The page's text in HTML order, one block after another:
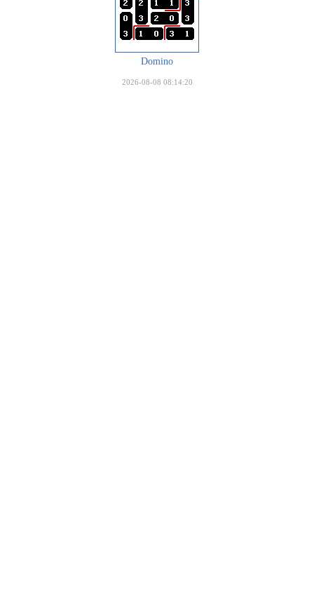
Domino
2026-08-08 08:14:20